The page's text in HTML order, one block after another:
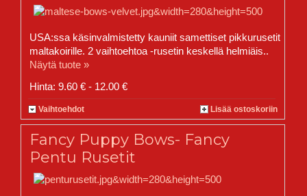
USA:ssa käsinvalmistetty kauniit samettiset pikkurusetit
maltakoirille. 2 vaihtoehtoa -rusetin keskellä helmiäis..
Näytä tuote »
Hinta: 9.60 € - 12.00 €
Vaihtoehdot Lisää ostoskoriin
Fancy Puppy Bows- Fancy
Pentu Rusetit